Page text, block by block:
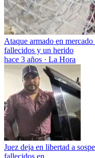
Ataque armado en
fallecidos y un herido
hace 3 años · La Hora
Juez deja en libertad a
fallecidos en...